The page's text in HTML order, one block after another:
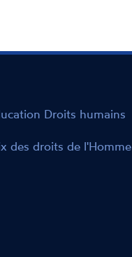
Droits humains
des droits de l'Homme